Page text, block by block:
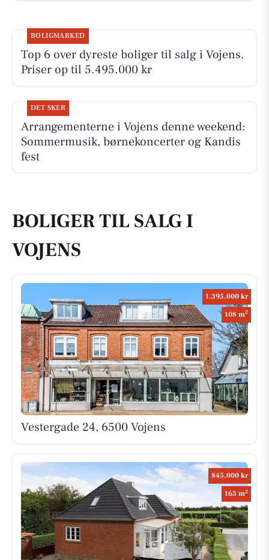
BOLIGMARKED
Top 6 over dyreste boliger til salg i Vojens.
Priser op til 5.495.000 kr
DET SKER
Arrangementerne i Vojens denne weekend:
Sommermusik, børnekoncerter og Kandis
fest
BOLIGER TIL SALG I
VOJENS
1.395.000 kr
108 m2
Vestergade 24, 6500 Vojens
845.000 kr
163 m2